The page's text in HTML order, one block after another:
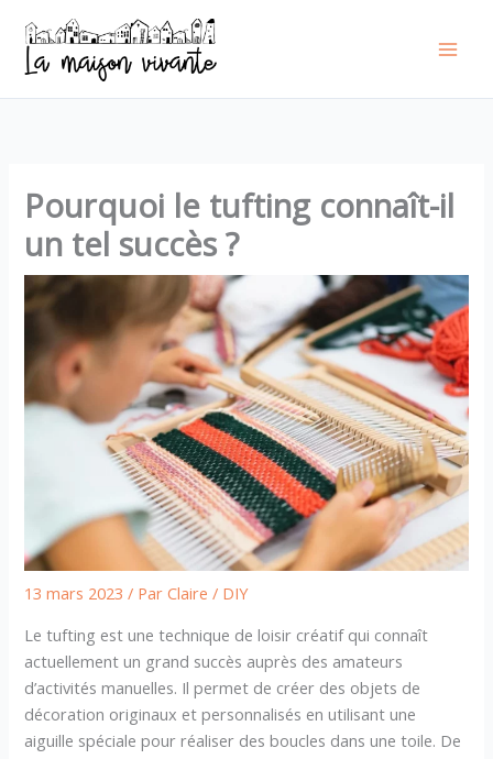
contenu
Pourquoi le tufting connaît-il
un tel succès ?
13 mars 2023/ ParClaire/ DIY
Le tufting est une technique de loisir créatif qui connaît
actuellement un grand succès auprès des amateurs
d’activités manuelles. Il permet de créer des objets de
décoration originaux et personnalisés en utilisant une
aiguille spéciale pour réaliser des boucles dans une toile. De